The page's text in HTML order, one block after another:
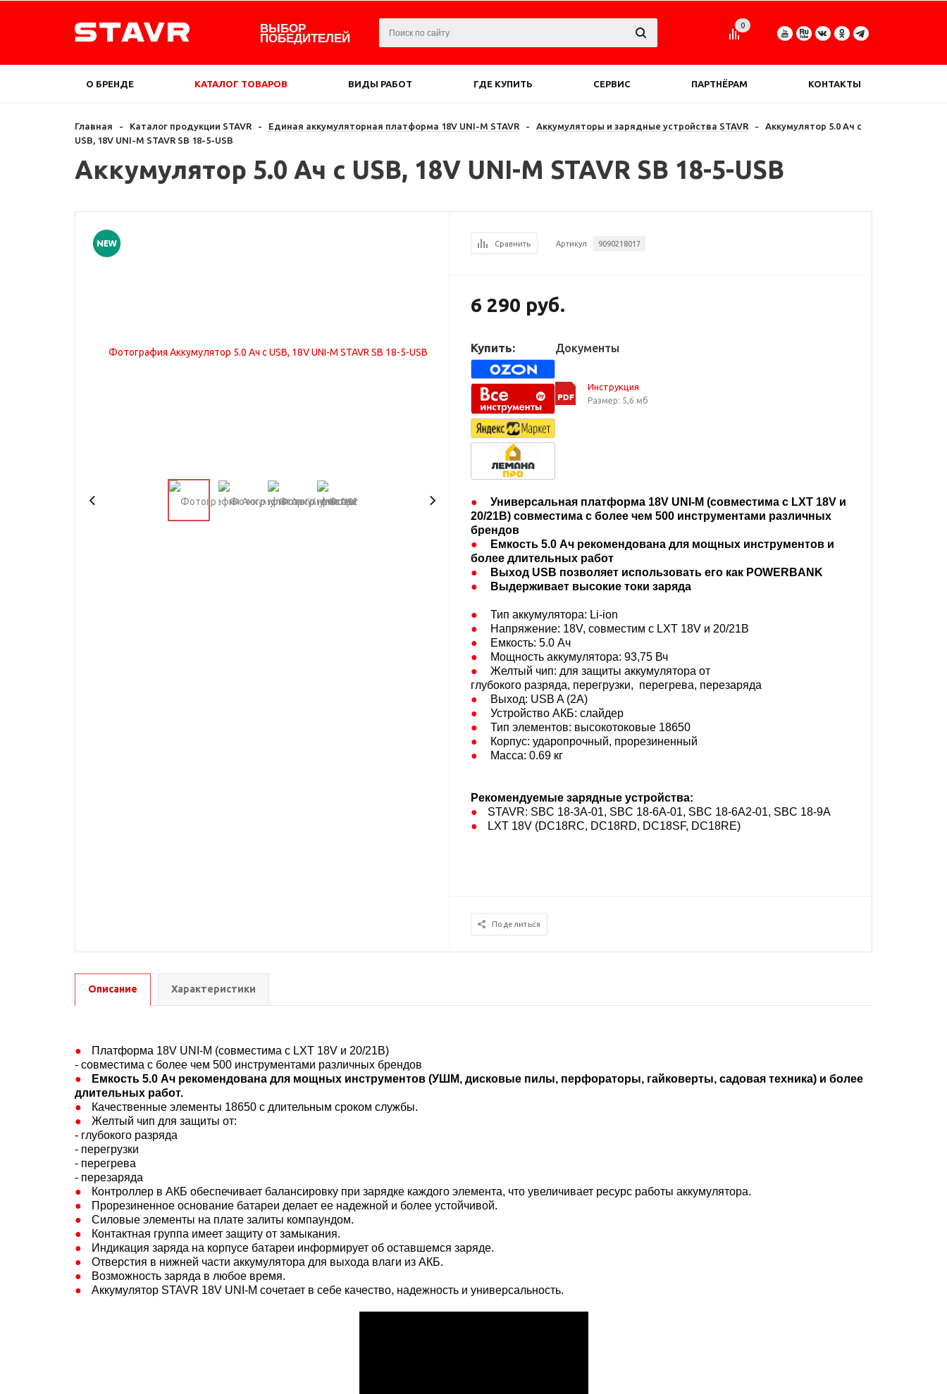
ВЫБОР
ПОБЕДИТЕЛЕЙ
0
О БРЕНДЕ КАТАЛОГ ТОВАРОВ ВИДЫ РАБОТ ГДЕ КУПИТЬ СЕРВИС ПАРТНЁРАМ КОНТАКТЫ
Главная - Каталог продукции STAVR - Единая аккумуляторная платформа 18V UNI-M STAVR - Аккумуляторы и зарядные устройства STAVR -
Аккумулятор 5.0 Ач с
USB, 18V UNI-M STAVR SB 18-5-USB
Аккумулятор 5.0 Ач с USB, 18V UNI-M STAVR SB 18-5-USB
Сравнить Артикул 9090218017
6 290 руб.
Купить: Документы
Инструкция
Размер: 5,6 мб
Универсальная платформа 18V UNI-M (совместима с LXT 18V и
20/21В)​ совместима с более чем 500 инструментами различных
брендов
Емкость 5.0 Ач рекомендована для мощных инструментов и
более длительных работ
Выход USB позволяет использовать его как POWERBANK
Выдерживает высокие токи заряда
Тип аккумулятора: Li-ion​
Напряжение: 18V, совместим с LXT 18V​ и 20/21В
Емкость: 5.0 Ач​
Мощность аккумулятора: 93,75 Вч
Желтый чип: для защиты аккумулятора от ​
глубокого разряда, перегрузки, ​ перегрева, перезаряда​
Выход: USB A (2A)
Устройство АКБ: слайдер​
Тип элементов: высокотоковые 18650​
Корпус: ударопрочный, прорезиненный​
Масса: 0.69 кг
Рекомендуемые зарядные устройства:
STAVR: SBC 18-3A-01, SBC 18-6A-01, SBC 18-6A2-01, SBC 18-9A
LXT 18V (DC18RC, DC18RD, DC18SF, DC18RE)
Поделиться
Описание Характеристики
Платформа 18V UNI-M (совместима с LXT 18V и 20/21В)
- совместима с более чем 500 инструментами различных брендов
Емкость 5.0 Ач рекомендована для мощных инструментов (УШМ, дисковые пилы, перфораторы, гайковерты, садовая техника) и более
длительных работ.
Качественные элементы 18650 с длительным сроком службы.
Желтый чип для защиты от:
- глубокого разряда
- перегрузки
- перегрева
- перезаряда
Контроллер в АКБ обеспечивает балансировку при зарядке каждого элемента, что увеличивает ресурс работы аккумулятора.
Прорезиненное основание батареи делает ее надежной и более устойчивой.
Силовые элементы на плате залиты компаундом.
Контактная группа имеет защиту от замыкания.
Индикация заряда на корпусе батареи информирует об оставшемся заряде.
Отверстия в нижней части аккумулятора для выхода влаги из АКБ.
Возможность заряда в любое время.
Аккумулятор STAVR 18V UNI-M сочетает в себе качество, надежность и универсальность.